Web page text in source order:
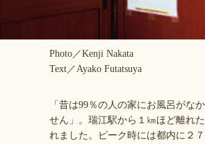
Photo／Kenji Nakata
Text／Ayako Futatsuya
「昔は99％の人の家にお風呂がな
せん」。瑞江駅から１㎞ほど離れ
れました。ピーク時には都内に２